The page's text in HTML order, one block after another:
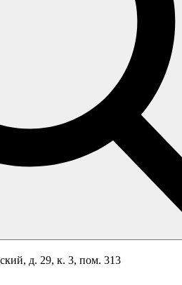
д. 29, к. 3, пом. 313